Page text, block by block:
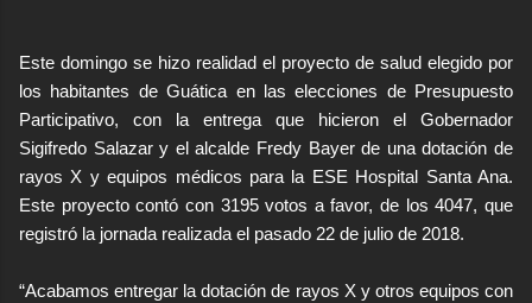
Este domingo se hizo realidad el proyecto de salud elegido por
los habitantes de Guática en las elecciones de Presupuesto
Participativo, con la entrega que hicieron el Gobernador
Sigifredo Salazar y el alcalde Fredy Bayer de una dotación de
rayos X y equipos médicos para la ESE Hospital Santa Ana.
Este proyecto contó con 3195 votos a favor, de los 4047, que
registró la jornada realizada el pasado 22 de julio de 2018.
“Acabamos entregar la dotación de rayos X y otros equipos con